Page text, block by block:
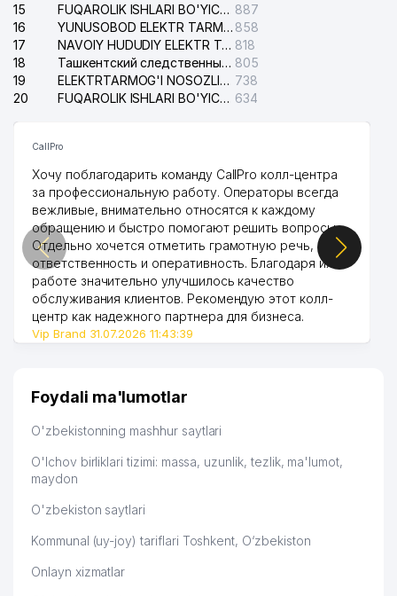
15
FUQAROLIK ISHLARI BO'YICHA YAKKASAROY TUMANLARARO SUDI 887
16
YUNUSOBOD ELEKTR TARMOG'I NOSOZLIKLARI XIZMATI 858
17
NAVOIY HUDUDIY ELEKTR TARMOQLARI KORXONASI AJ 818
18
Ташкентский следственный изолятор 805
19
ELEKTRTARMOG'I NOSOZLIKLARINI TO'ZATISH SERGELI XIZMATI 738
20
FUQAROLIK ISHLARI BO'YICHA UCH-TEPA TUMANI SUDI 634
CallPro
Хочу поблагодарить команду CallPro колл-центра
за профессиональную работу. Операторы всегда
вежливые, внимательно относятся к каждому
обращению и быстро помогают решить вопросы.
Отдельно хочется отметить грамотную речь,
ответственность и оперативность. Благодаря их
работе значительно улучшилось качество
обслуживания клиентов. Рекомендую этот колл-
центр как надежного партнера для бизнеса.
Vip Brand 31.07.2026 11:43:39
Foydali ma'lumotlar
O'zbekistonning mashhur saytlari
O'lchov birliklari tizimi: massa, uzunlik, tezlik, ma'lumot,
maydon
O'zbekiston saytlari
Kommunal (uy-joy) tariflari Toshkent, O‘zbekiston
Onlayn xizmatlar